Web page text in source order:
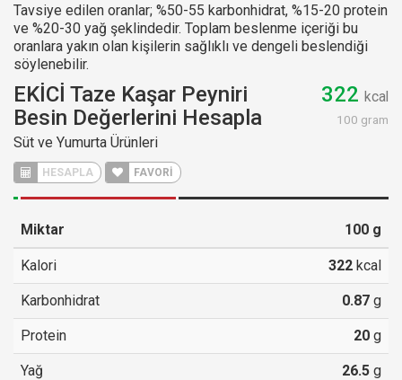
Tavsiye edilen oranlar; %50-55 karbonhidrat, %15-20 protein
ve %20-30 yağ şeklindedir. Toplam beslenme içeriği bu
oranlara yakın olan kişilerin sağlıklı ve dengeli beslendiği
söylenebilir.
EKİCİ Taze Kaşar Peyniri
Besin Değerlerini Hesapla
Süt ve Yumurta Ürünleri
HESAPLA FAVORİ
322 kcal
100 gram
Miktar 100 g
Kalori 322 kcal
Karbonhidrat 0.87 g
Protein 20 g
Yağ 26.5 g